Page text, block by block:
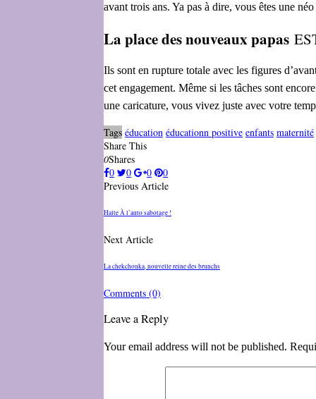
avant trois ans. Ya pas à dire, vous êtes une
La place des nouveaux papas
Ils sont en rupture totale avec les figures
cet engagement. Même si les tâches sont
une caricature, vous vivez juste avec votre
Tags éducation éducationn positive enfants maternité
Share This
0Shares
0
0 0
0
Previous Article
Halte À l’auto sabotage !
Next Article
La chekchouka, nouvelle reine des brunchs
Comments (0)
Leave a Reply
Your email address will not be published.